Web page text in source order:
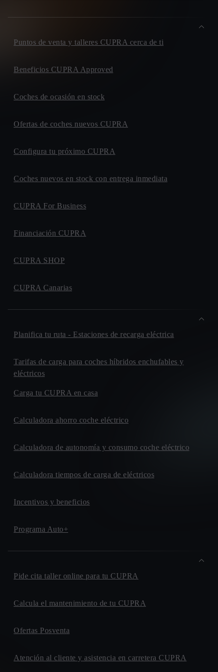
Puntos de venta y talleres CUPRA cerca de ti
Beneficios CUPRA Approved
Coches de ocasión en stock
Ofertas de coches nuevos CUPRA
Configura tu próximo CUPRA
Coches nuevos en stock con entrega inmediata
CUPRA For Business
Financiación CUPRA
CUPRA SHOP
CUPRA Canarias
Planifica tu ruta - Estaciones de recarga eléctrica
Tarifas de carga para coches híbridos enchufables y
eléctricos
Carga tu CUPRA en casa
Calculadora ahorro coche eléctrico
Calculadora de autonomía y consumo coche eléctrico
Calculadora tiempos de carga de eléctricos
Incentivos y beneficios
Programa Auto+
Pide cita taller online para tu CUPRA
Calcula el mantenimiento de tu CUPRA
Ofertas Posventa
Atención al cliente y asistencia en carretera CUPRA